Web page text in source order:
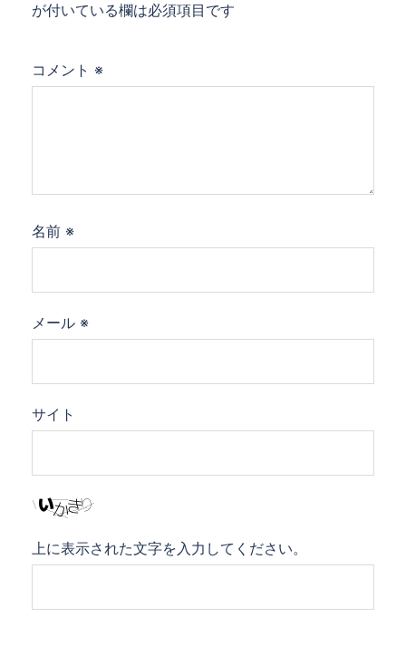
が付いている欄は必須項目です
コメント ※
名前 ※
メール ※
サイト
上に表示された文字を入力してください。